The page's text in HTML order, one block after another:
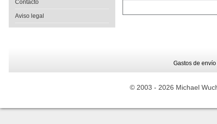
Contacto
Aviso legal
Gastos de envío
© 2003 - 2026 Michael